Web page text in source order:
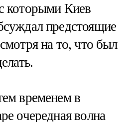
Киев
предстоящие
на то, что был
временем в
очередная волна